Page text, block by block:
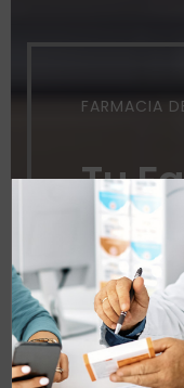
FARMACIA
Tu
enel
de